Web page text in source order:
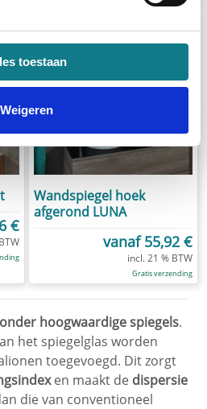
toestaan
Weigeren
hoogwaardige spiegels.
het spiegelglas worden
toegevoegd. Dit zorgt
en maakt de dispersie
die van conventioneel
€
Wandspiegel hoek
afgerond LUNA
vanaf55,92 €
Gratis verzending